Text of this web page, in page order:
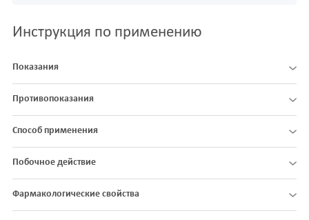
Инструкция по применению
Показания
Противопоказания
Способ применения
Побочное действие
Фармакологические свойства